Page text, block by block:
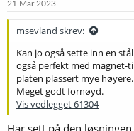
e
21 Mar 2023
msevland skrev:
Kan jo også sette inn en
også perfekt med magnet-
platen plassert mye høyere.
Meget godt fornøyd.
Vis vedlegget 61304
Har sett på den